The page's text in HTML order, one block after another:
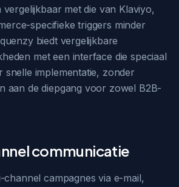
vergelijkbaar met die van Klaviyo,
specifieke triggers minder
biedt vergelijkbare
met een interface die speciaal
implementatie, zonder
aan de diepgang voor zowel B2B-
communicatie
channel campagnes via e-mail,